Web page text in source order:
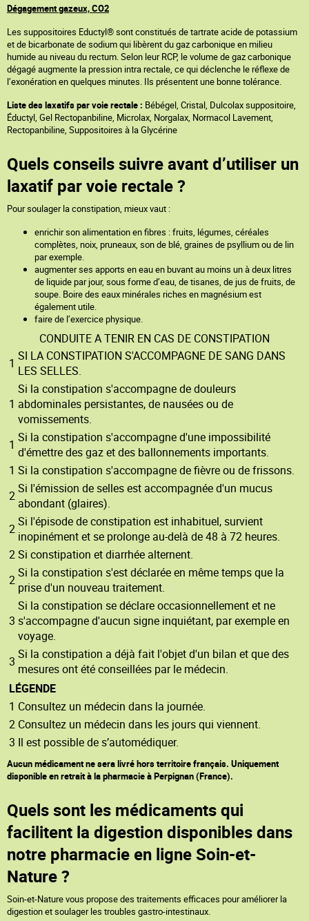
Dégagement gazeux, CO2
Les suppositoires Eductyl® sont constitués de tartrate acide de potassium
et de bicarbonate de sodium qui libèrent du gaz carbonique en milieu
humide au niveau du rectum. Selon leur RCP, le volume de gaz carbonique
dégagé augmente la pression intra rectale, ce qui déclenche le réflexe de
l’exonération en quelques minutes. Ils présentent une bonne tolérance.
Liste des laxatifs par voie rectale : Bébégel, Cristal, Dulcolax suppositoire,
Éductyl, Gel Rectopanbiline, Microlax, Norgalax, Normacol Lavement,
Rectopanbiline, Suppositoires à la Glycérine
Quels conseils suivre avant d’utiliser un
laxatif par voie rectale ?
Pour soulager la constipation, mieux vaut :
enrichir son alimentation en fibres : fruits, légumes, céréales
complètes, noix, pruneaux, son de blé, graines de psyllium ou de lin
par exemple.
augmenter ses apports en eau en buvant au moins un à deux litres
de liquide par jour, sous forme d’eau, de tisanes, de jus de fruits, de
soupe. Boire des eaux minérales riches en magnésium est
également utile.
faire de l’exercice physique.
CONDUITE A TENIR EN CAS DE CONSTIPATION
1 SI LA CONSTIPATION S'ACCOMPAGNE DE SANG DANS
LES SELLES.
1
Si la constipation s'accompagne de douleurs
abdominales persistantes, de nausées ou de
vomissements.
1 Si la constipation s'accompagne d'une impossibilité
d'émettre des gaz et des ballonnements importants.
1 Si la constipation s'accompagne de fièvre ou de frissons.
2Si l'émission de selles est accompagnée d'un mucus
abondant (glaires).
2Si l'épisode de constipation est inhabituel, survient
inopinément et se prolonge au-delà de 48 à 72 heures.
2Si constipation et diarrhée alternent.
2Si la constipation s'est déclarée en même temps que la
prise d'un nouveau traitement.
3
Si la constipation se déclare occasionnellement et ne
s'accompagne d'aucun signe inquiétant, par exemple en
voyage.
3 Si la constipation a déjà fait l'objet d'un bilan et que des
mesures ont été conseillées par le médecin.
LÉGENDE
1 Consultez un médecin dans la journée.
2 Consultez un médecin dans les jours qui viennent.
3 Il est possible de s’automédiquer.
Aucun médicament ne sera livré hors territoire français. Uniquement
disponible en retrait à la pharmacie à Perpignan (France).
Quels sont les médicaments qui
facilitent la digestion disponibles dans
notre pharmacie en ligne Soin-et-
Nature ?
Soin-et-Nature vous propose des traitements efficaces pour améliorer la
digestion et soulager les troubles gastro-intestinaux.